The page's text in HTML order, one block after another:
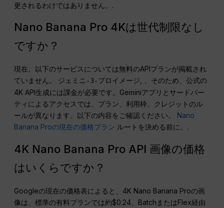
更されるわけではありません。.
Nano Banana Pro 4Kは世代制限なし
ですか？
現在、以下のサービスについては無料のAPIプランが掲載され
ていません。
ジェミニ-3-プロイメージ
, 、そのため、公式の
4K API生成には課金が必要です。Geminiアプリとサードパー
ティによるアクセスでは、プラン、利用枠、クレジットのル
ールが異なります。以下の内容をご確認ください。 Nano
Banana Proの現在の価格プラン ルートを決める前に。.
4K Nano Banana Pro API 画像の価格
はいくらですか？
Googleの現在の価格表によると、4K Nano Banana Proの画
像は、標準の有料プランでは約$0.24、BatchまたはFlex経由